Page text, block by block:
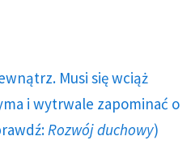
Musi się wciąż
i wytrwale zapominać o
Rozwój duchowy)